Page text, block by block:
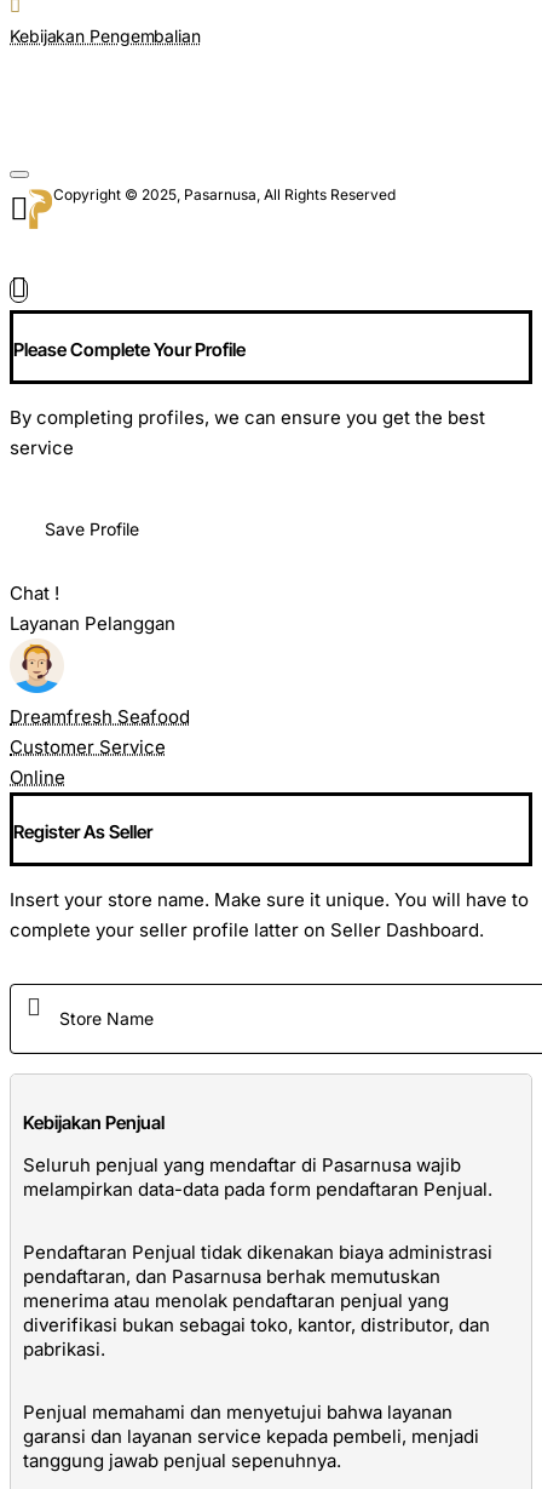
Kebijakan Pengembalian
Copyright © 2025, Pasarnusa, All Rights Reserved
Please Complete Your Profile
By completing profiles, we can ensure you get the best
service
Save Profile
Chat !
Layanan Pelanggan
Dreamfresh Seafood
Customer Service
Online
Register As Seller
Insert your store name. Make sure it unique. You will have to
complete your seller profile latter on Seller Dashboard.
Kebijakan Penjual
Seluruh penjual yang mendaftar di Pasarnusa wajib
melampirkan data-data pada form pendaftaran Penjual.
Pendaftaran Penjual tidak dikenakan biaya administrasi
pendaftaran, dan Pasarnusa berhak memutuskan
menerima atau menolak pendaftaran penjual yang
diverifikasi bukan sebagai toko, kantor, distributor, dan
pabrikasi.
Penjual memahami dan menyetujui bahwa layanan
garansi dan layanan service kepada pembeli, menjadi
tanggung jawab penjual sepenuhnya.